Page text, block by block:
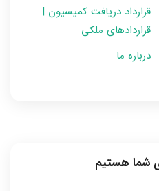
قرارداد دریافت کمیسیون |
قراردادهای ملکی
درباره ما